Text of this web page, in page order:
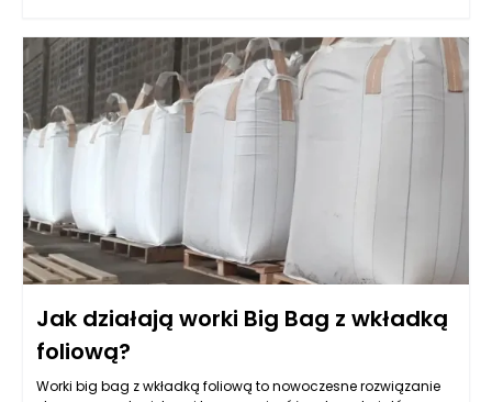
Jak działają worki Big Bag z wkładką
foliową?
Worki big bag z wkładką foliową to nowoczesne rozwiązanie